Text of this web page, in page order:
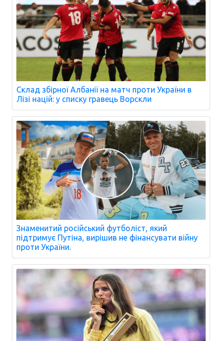
Склад збірної Албанії на матч проти України в
Лізі націй: у списку гравець Ворскли
Знаменитий російський футболіст, який
підтримує Путіна, вирішив не фінансувати війну
проти України.